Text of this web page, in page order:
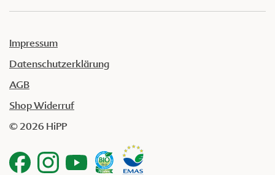
Impressum
Datenschutzerklärung
AGB
Shop Widerruf
© 2026 HiPP